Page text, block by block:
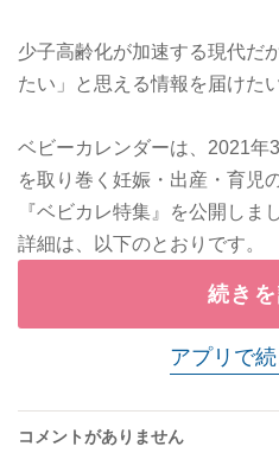
少子高齢化が加速する現代だ
たい」と思える情報を届けたい
ベビーカレンダーは、2021年
を取り巻く妊娠・出産・育児
『ベビカレ特集』を公開しま
詳細は、以下のとおりです。
続き
アプリで
コメントがありません